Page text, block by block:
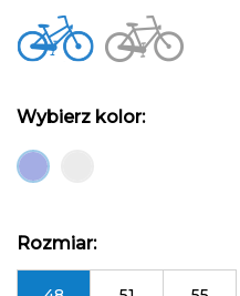
Wybierz kolor:
Rozmiar: